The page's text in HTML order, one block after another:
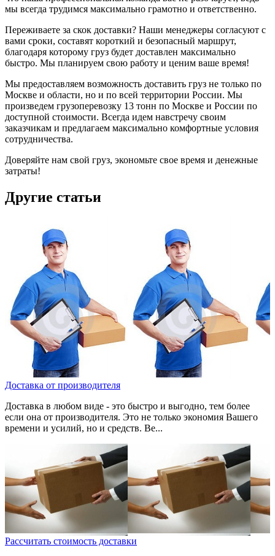
мы всегда трудимся максимально грамотно и ответственно.
Переживаете за скок доставки? Наши менеджеры согласуют с
вами сроки, составят короткий и безопасный маршрут,
благодаря которому груз будет доставлен максимально
быстро. Мы планируем свою работу и ценим ваше время!
Мы предоставляем возможность доставить груз не только по
Москве и области, но и по всей территории России. Мы
произведем грузоперевозку 13 тонн по Москве и России по
доступной стоимости. Всегда идем навстречу своим
заказчикам и предлагаем максимально комфортные условия
сотрудничества.
Доверяйте нам свой груз, экономьте свое время и денежные
затраты!
Другие статьи
Доставка от производителя
Доставка в любом виде - это быстро и выгодно, тем более
если она от производителя. Это не только экономия Вашего
времени и усилий, но и средств. Ве...
Рассчитать стоимость доставки